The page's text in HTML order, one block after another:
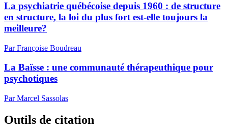
La psychiatrie québécoise depuis 1960 : de structure
en structure, la loi du plus fort est-elle toujours la
meilleure?
Par Françoise Boudreau
La Baïsse : une communauté thérapeuthique pour
psychotiques
Par Marcel Sassolas
Outils de citation